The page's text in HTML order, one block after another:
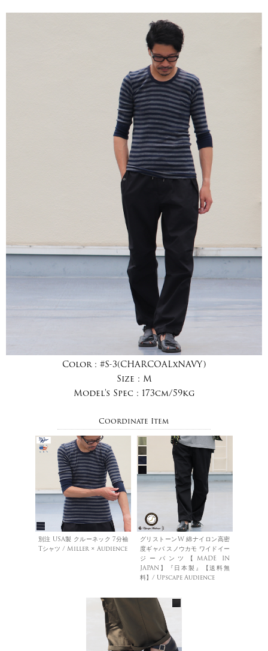
Color : #S-3(CHARCOALxNAVY)
Size : M
Model's Spec : 173cm/59kg
Coordinate Item
別注 USA製 クルーネック 7分袖
Tシャツ / Miller × Audience
グリストーンW 綿ナイロン高密
度ギャバ スノウカモ ワイドイー
ジーパンツ【MADE IN
JAPAN】『日本製』【送料無
料】/ Upscape Audience